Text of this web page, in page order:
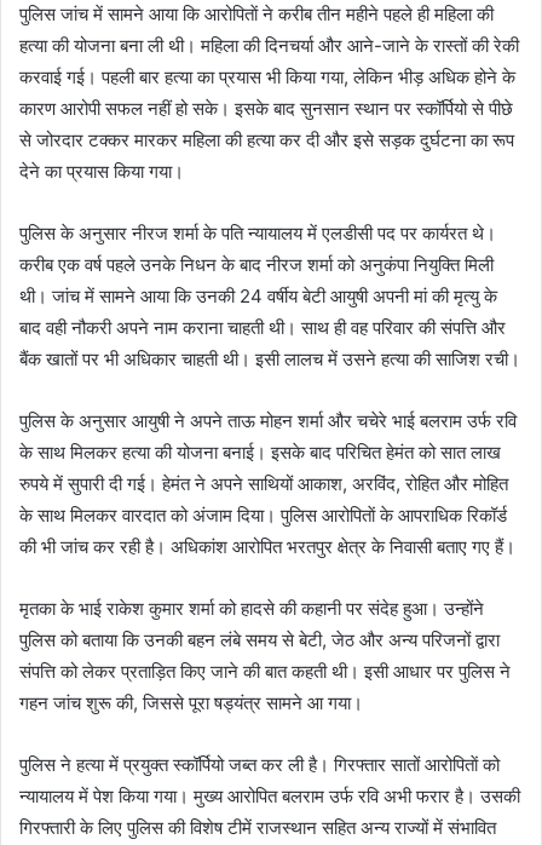
पुलिस जांच में सामने आया कि आरोपिताें ने करीब तीन महीने पहले ही महिला की
हत्या की योजना बना ली थी। महिला की दिनचर्या और आने-जाने के रास्तों की रेकी
करवाई गई। पहली बार हत्या का प्रयास भी किया गया, लेकिन भीड़ अधिक होने के
कारण आरोपी सफल नहीं हो सके। इसके बाद सुनसान स्थान पर स्कॉर्पियो से पीछे
से जोरदार टक्कर मारकर महिला की हत्या कर दी और इसे सड़क दुर्घटना का रूप
देने का प्रयास किया गया।
पुलिस के अनुसार नीरज शर्मा के पति न्यायालय में एलडीसी पद पर कार्यरत थे।
करीब एक वर्ष पहले उनके निधन के बाद नीरज शर्मा को अनुकंपा नियुक्ति मिली
थी। जांच में सामने आया कि उनकी 24 वर्षीय बेटी आयुषी अपनी मां की मृत्यु के
बाद वही नौकरी अपने नाम कराना चाहती थी। साथ ही वह परिवार की संपत्ति और
बैंक खातों पर भी अधिकार चाहती थी। इसी लालच में उसने हत्या की साजिश रची।
पुलिस के अनुसार आयुषी ने अपने ताऊ मोहन शर्मा और चचेरे भाई बलराम उर्फ रवि
के साथ मिलकर हत्या की योजना बनाई। इसके बाद परिचित हेमंत को सात लाख
रुपये में सुपारी दी गई। हेमंत ने अपने साथियों आकाश, अरविंद, रोहित और मोहित
के साथ मिलकर वारदात को अंजाम दिया। पुलिस आरोपिताें के आपराधिक रिकॉर्ड
की भी जांच कर रही है। अधिकांश आरोपित भरतपुर क्षेत्र के निवासी बताए गए हैं।
मृतका के भाई राकेश कुमार शर्मा को हादसे की कहानी पर संदेह हुआ। उन्होंने
पुलिस को बताया कि उनकी बहन लंबे समय से बेटी, जेठ और अन्य परिजनों द्वारा
संपत्ति को लेकर प्रताड़ित किए जाने की बात कहती थी। इसी आधार पर पुलिस ने
गहन जांच शुरू की, जिससे पूरा षड्यंत्र सामने आ गया।
पुलिस ने हत्या में प्रयुक्त स्कॉर्पियो जब्त कर ली है। गिरफ्तार सातों आरोपिताें को
न्यायालय में पेश किया गया। मुख्य आरोपित बलराम उर्फ रवि अभी फरार है। उसकी
गिरफ्तारी के लिए पुलिस की विशेष टीमें राजस्थान सहित अन्य राज्यों में संभावित